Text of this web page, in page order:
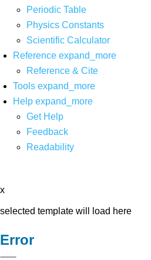
Periodic Table
Physics Constants
Scientific Calculator
Reference expand_more
Reference & Cite
Tools expand_more
Help expand_more
Get Help
Feedback
Readability
x
selected template will load here
Error